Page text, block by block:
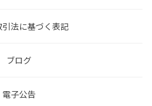
法に基づく表記
ブログ
電子公告